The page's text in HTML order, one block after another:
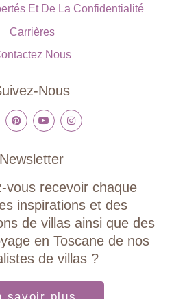
Et De La Confidentialité
Carrières
Nous
Nous
Newsletter
vous recevoir chaque
inspirations et des
de villas ainsi que des
en Toscane de nos
de villas ?